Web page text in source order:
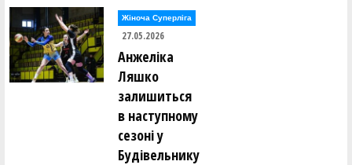
Жіноча Суперліга
27.05.2026
Анжеліка
Ляшко
залишиться
в наступному
сезоні у
Будівельнику